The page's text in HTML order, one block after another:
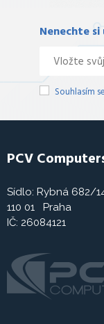
Nenechte
Souhlasím
PCV
Sídlo: Rybná 682/
110 01 Praha
IČ: 26084121